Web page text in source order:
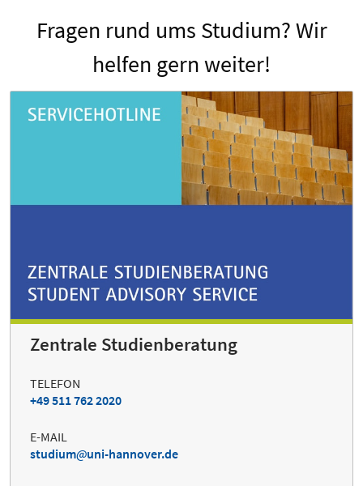
Fragen rund ums Studium? Wir
helfen gern weiter!
Zentrale Studienberatung
TELEFON
+49 511 762 2020
E-MAIL
studium
uni-hannover.de